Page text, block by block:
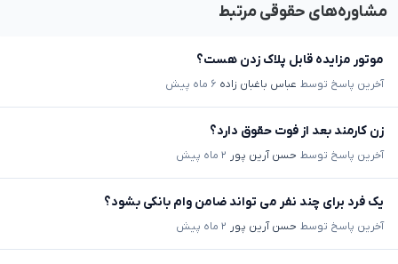
مشاوره‌های حقوقی مرتبط
موتور مزایده قابل پلاک زدن هست؟
آخرین پاسخ توسط عباس باغبان زاده ۶ ماه پیش
زن کارمند بعد از فوت حقوق دارد؟
آخرین پاسخ توسط حسن آرین پور ۲ ماه پیش
یک فرد برای چند نفر می تواند ضامن وام بانکی بشود؟
آخرین پاسخ توسط حسن آرین پور ۲ ماه پیش